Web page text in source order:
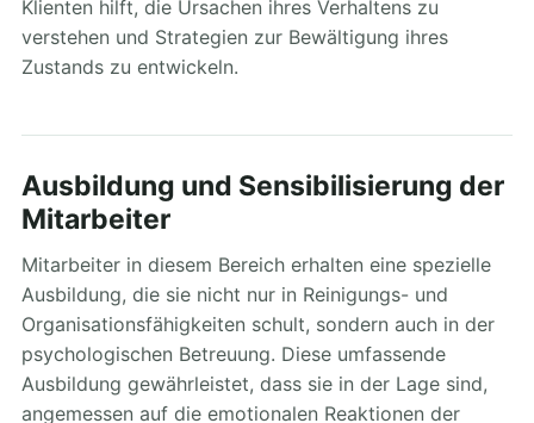
Klienten hilft, die Ursachen ihres Verhaltens zu
verstehen und Strategien zur Bewältigung ihres
Zustands zu entwickeln.
Ausbildung und Sensibilisierung der
Mitarbeiter
Mitarbeiter in diesem Bereich erhalten eine spezielle
Ausbildung, die sie nicht nur in Reinigungs- und
Organisationsfähigkeiten schult, sondern auch in der
psychologischen Betreuung. Diese umfassende
Ausbildung gewährleistet, dass sie in der Lage sind,
angemessen auf die emotionalen Reaktionen der